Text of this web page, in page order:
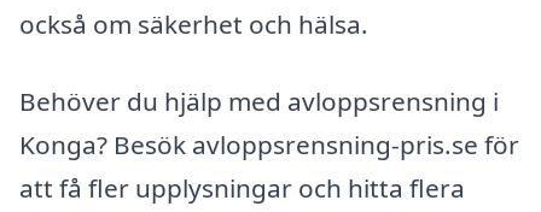
också om säkerhet och hälsa.
Behöver du hjälp med avloppsrensning i
Konga? Besök avloppsrensning-pris.se för
att få fler upplysningar och hitta flera